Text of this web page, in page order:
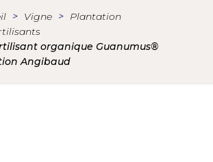
Vigne
Plantation
organique Guanumus®
Angibaud